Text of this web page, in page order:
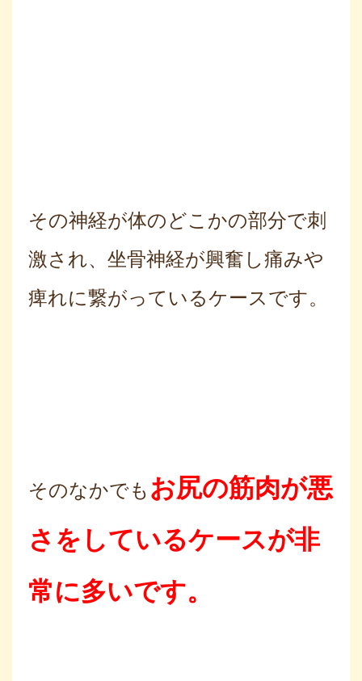
その神経が体のどこかの部分で刺
激され、坐骨神経が興奮し痛みや
痺れに繋がっているケースです。
そのなかでも お尻の筋肉が悪
さをしているケースが非
常に多いです。